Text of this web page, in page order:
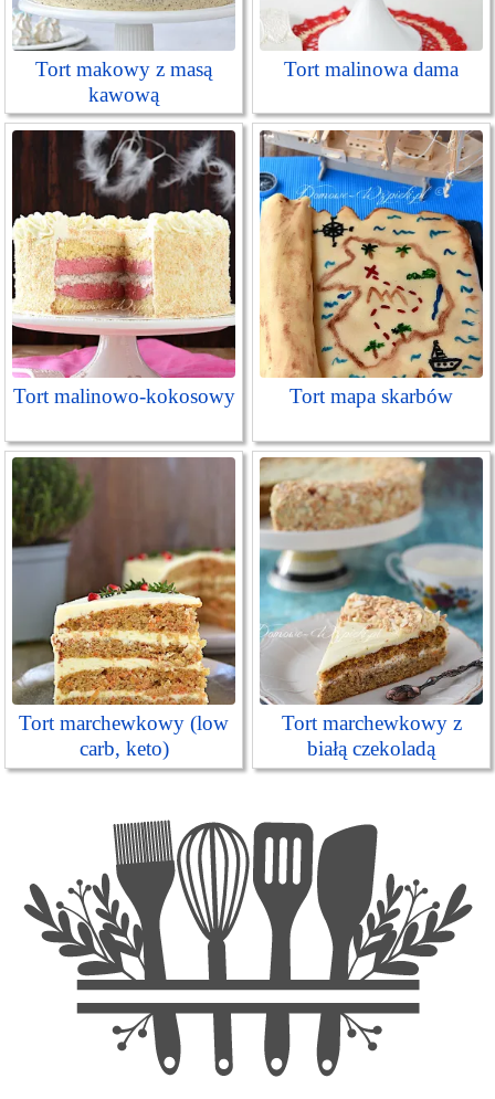
Tort makowy z masą
kawową
Tort malinowa dama
Tort malinowo-kokosowy Tort mapa skarbów
Tort marchewkowy (low
carb, keto)
Tort marchewkowy z
białą czekoladą